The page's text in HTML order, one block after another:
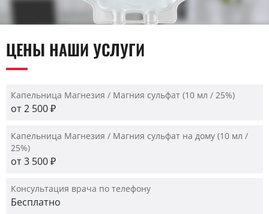
ЦЕНЫ НАШИ УСЛУГИ
Капельница Магнезия / Магния сульфат (10 мл / 25%)
от 2 500 ₽
Капельница Магнезия / Магния сульфат на дому (10 мл /
25%)
от 3 500 ₽
Консультация врача по телефону
Бесплатно